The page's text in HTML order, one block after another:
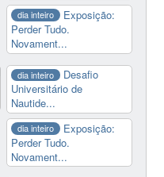
dia inteiro
Exposição:
Perder Tudo.
Novament...
dia inteiro
Desafio
Universitário de
Nautide...
dia inteiro
Exposição:
Perder Tudo.
Novament...